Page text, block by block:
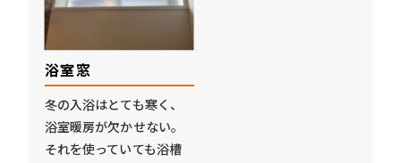
浴室窓
冬の入浴はとても寒く、
浴室暖房が欠かせない。
それを使っていても浴槽